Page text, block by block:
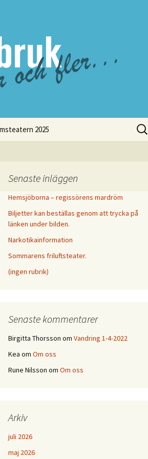
Tiraholmsteatern 2001
Tiraholmsteatern 2002
Tiraholmsteatern 2003
Tiraholmsteatern 2004
Tiraholmsteatern 2005
Tiraholmsteatern 2006
TIraholmsteatern 2008
Tiraholmsteatern 2009
Tiraholmsteatern 2010
Tiraholmsteatern 2011
Tiraholmsteatern 2012
Tiraholmsteatern 2013
Tiraholmsteater 2016
Tiraholmsteatern 2017
Tiraholmsteatern 2019
Tiraholmsteatern 2020
Tiraholmsteaten 2021
Tiraholmsteater 2023
2025
Sök
efter:
Senaste inläggen
Hemsjöborna – regissörens mardröm
Biljetter kan beställas genom att trycka på
länken under bilden.
Narkotikainformation
Sommarens friluftsteater.
(ingen rubrik)
Senaste kommentarer
Birgitta Thorsson om Vandring 1-4-2022
Kea om Om oss
Rune Nilsson om Om oss
Arkiv
juli 2026
maj 2026